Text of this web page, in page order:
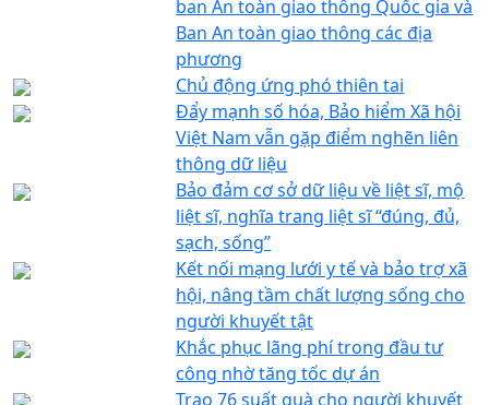
ban An toàn giao thông Quốc gia và
Ban An toàn giao thông các địa
phương
Chủ động ứng phó thiên tai
Đẩy mạnh số hóa, Bảo hiểm Xã hội
Việt Nam vẫn gặp điểm nghẽn liên
thông dữ liệu
Bảo đảm cơ sở dữ liệu về liệt sĩ, mộ
liệt sĩ, nghĩa trang liệt sĩ “đúng, đủ,
sạch, sống”
Kết nối mạng lưới y tế và bảo trợ xã
hội, nâng tầm chất lượng sống cho
người khuyết tật
Khắc phục lãng phí trong đầu tư
công nhờ tăng tốc dự án
Trao 76 suất quà cho người khuyết